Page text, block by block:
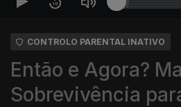
CONTROLO PARENTAL INATIVO
Então e Agora?
Sobrevivência